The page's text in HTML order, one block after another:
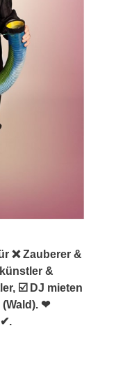
❌ Zauberer &
&
☑️ DJ mieten
❤